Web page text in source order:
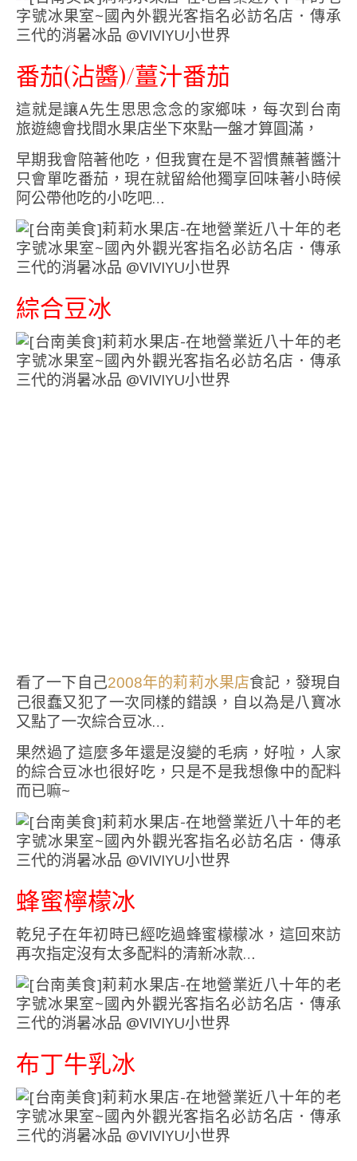
番茄(沾醬)/薑汁番茄
這就是讓A先生思思念念的家鄉味，每次到台南
旅遊總會找間水果店坐下來點一盤才算圓滿，
早期我會陪著他吃，但我實在是不習慣蘸著醬汁
只會單吃番茄，現在就留給他獨享回味著小時候
阿公帶他吃的小吃吧…
綜合豆冰
看了一下自己2008年的莉莉水果店食記，發現自
己很蠢又犯了一次同樣的錯誤，自以為是八寶冰
又點了一次綜合豆冰…
果然過了這麼多年還是沒變的毛病，好啦，人家
的綜合豆冰也很好吃，只是不是我想像中的配料
而已嘛~
蜂蜜檸檬冰
乾兒子在年初時已經吃過蜂蜜檬檬冰，這回來訪
再次指定沒有太多配料的清新冰款…
布丁牛乳冰